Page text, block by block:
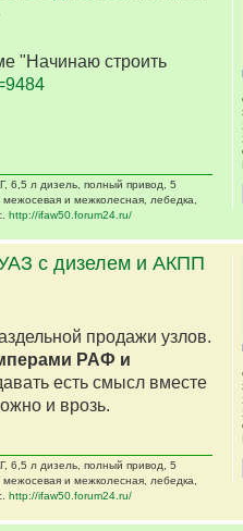
"Начинаю строить
6,5 л дизель, полный привод, 5
и межколесная, лебедка,
http://ifaw50.forum24.ru/
с дизелем и АКПП
продажи узлов.
РАФ и
есть смысл вместе
и врозь.
6,5 л дизель, полный привод, 5
и межколесная, лебедка,
http://ifaw50.forum24.ru/